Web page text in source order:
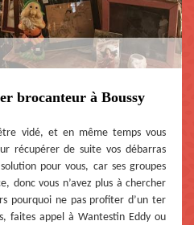
brocanteur à Boussy
vidé, et en même temps vous
récupérer de suite vos débarras
pour vous, car ses groupes
donc vous n’avez plus à chercher
pourquoi ne pas profiter d’un ter
faites appel à Wantestin Eddy ou